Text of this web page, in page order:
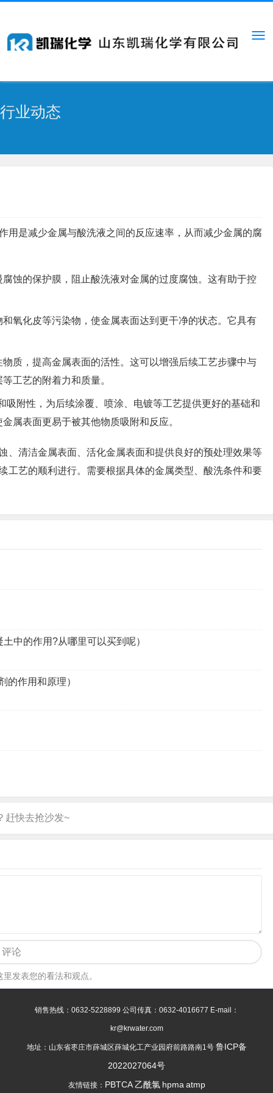
行业动态
用是减少金属与酸洗液之间的反应速率，从而减少金属的腐
蚀的保护膜，阻止酸洗液对金属的过度腐蚀。这有助于控
氧化皮等污染物，使金属表面达到更干净的状态。它具有
质，提高金属表面的活性。这可以增强后续工艺步骤中与
工艺的附着力和质量。
吸附性，为后续涂覆、喷涂、电镀等工艺提供更好的基础和
属表面更易于被其他物质吸附和反应。
、清洁金属表面、活化金属表面和提供良好的预处理效果等
工艺的顺利进行。需要根据具体的金属类型、酸洗条件和要
中的作用?从哪里可以买到呢）
的作用和原理）
评论
发表您的看法和观点。
销售热线：0632-5228899 公司传真：0632-4016677 E-mail：
kr@krwater.com
地址：山东省枣庄市薛城区薛城化工产业园府前路路南1号 鲁ICP备
2022027064号
友情链接： PBTCA 乙酰氯 hpma atmp